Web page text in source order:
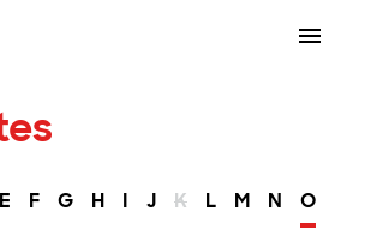
E F G H I J K L M N O